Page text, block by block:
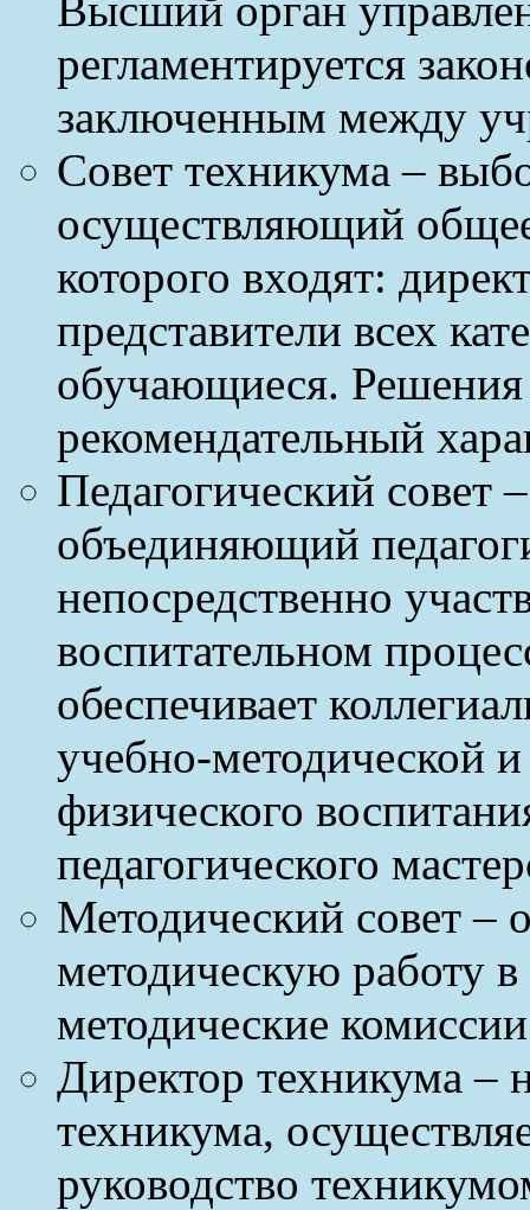
регламентируется
заключенным между
Совет техникума –
осуществляющий
которого входят:
представители всех
обучающиеся. Решения
рекомендательный
Педагогический совет
объединяющий
непосредственно
воспитательном
обеспечивает
учебно-методической
физического
педагогического
Методический совет –
методическую работу
методические
Директор техникума –
техникума,
руководство